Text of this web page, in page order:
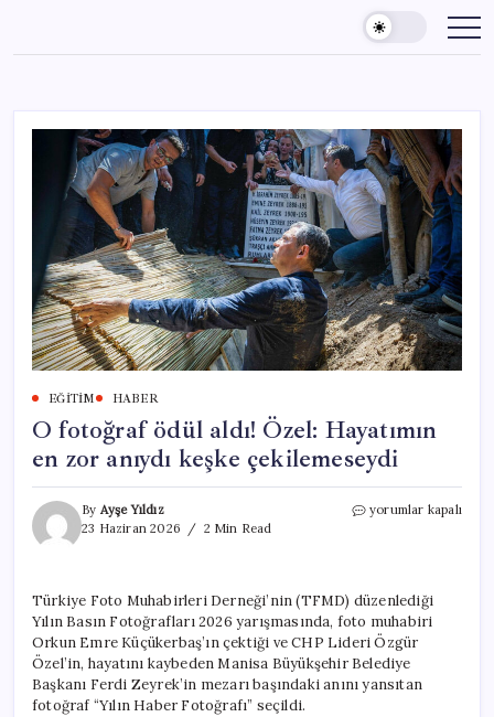
content
EĞITIM HABER
O fotoğraf ödül aldı! Özel: Hayatımın
en zor anıydı keşke çekilemeseydi
By Ayşe Yıldız
23 Haziran 2026
2 Min Read
O
Hayatımın
en
zor
anıydı
keşke
yorumlar kapalı
Türkiye Foto Muhabirleri Derneği’nin (TFMD) düzenlediği
Yılın Basın Fotoğrafları 2026 yarışmasında, foto muhabiri
Orkun Emre Küçükerbaş’ın çektiği ve CHP Lideri Özgür
Özel’in, hayatını kaybeden Manisa Büyükşehir Belediye
Başkanı Ferdi Zeyrek’in mezarı başındaki anını yansıtan
fotoğraf “Yılın Haber Fotoğrafı” seçildi.